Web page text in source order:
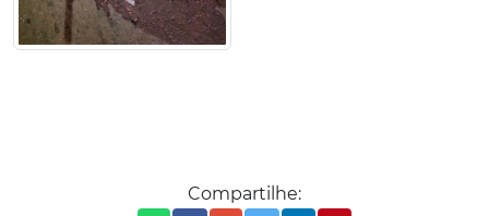
Compartilhe: